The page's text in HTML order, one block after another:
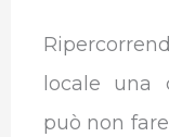
locale una
può non